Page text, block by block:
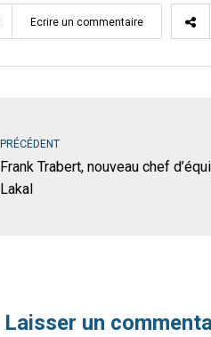
Ecrire un commentaire
PRÉCÉDENT
Frank Trabert, nouveau chef
Lakal
Laisser un